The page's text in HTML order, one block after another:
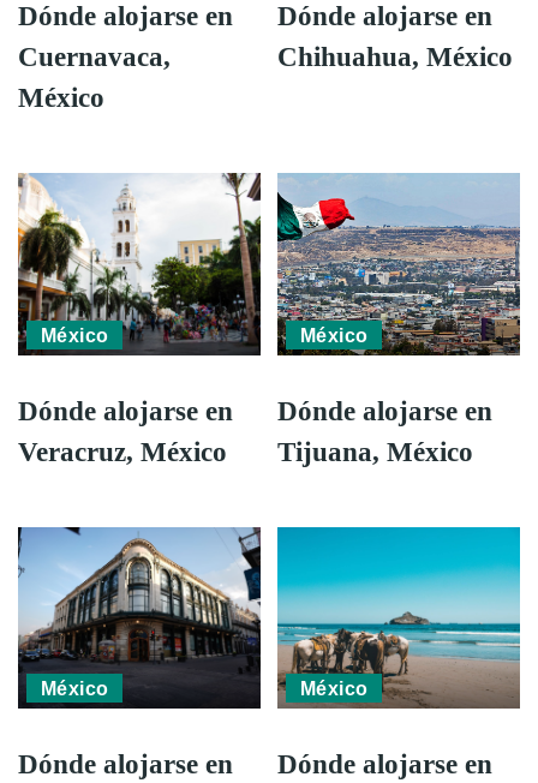
Dónde alojarse en
Cuernavaca,
México
Dónde alojarse en
Chihuahua, México
México
Dónde alojarse en
Veracruz, México
México
Dónde alojarse en
Tijuana, México
México
Dónde alojarse en
México
Dónde alojarse en